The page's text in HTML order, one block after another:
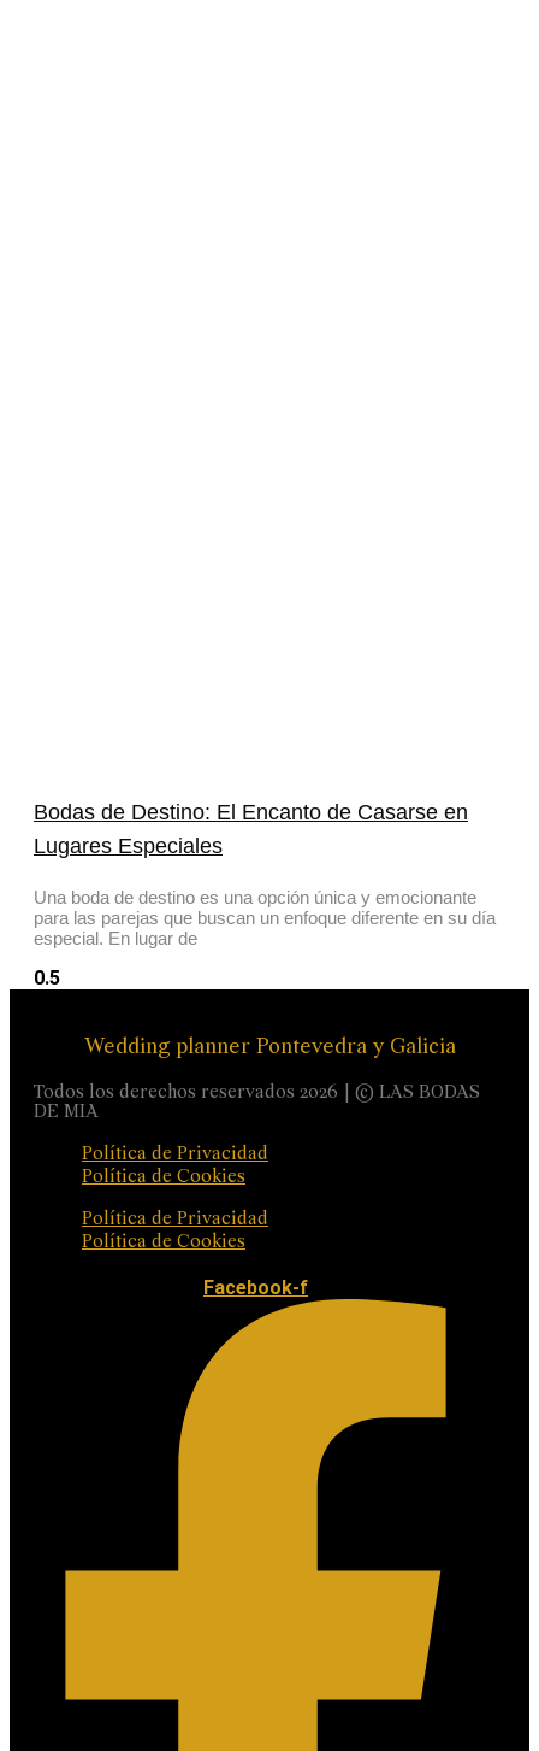
Bodas de Destino: El Encanto de Casarse en
Lugares Especiales
Una boda de destino es una opción única y emocionante
para las parejas que buscan un enfoque diferente en su día
especial. En lugar de
Wedding planner Pontevedra y Galicia
Todos los derechos reservados 2026 | © LAS BODAS
DE MIA
Política de Privacidad
Política de Cookies
Política de Privacidad
Política de Cookies
Facebook-f